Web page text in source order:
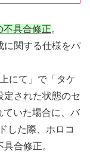
不具合修正。
関する仕様をパ
にて」で「タケ
定された状態のセ
ていた場合に、バ
した際、ホロコ
合修正。